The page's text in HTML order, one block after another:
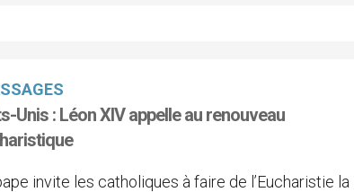
Unis : Léon XIV appelle au renouveau
invite les catholiques à faire de l’Eucharistie la